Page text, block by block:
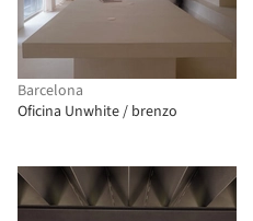
Barcelona
Oficina Unwhite / brenzo